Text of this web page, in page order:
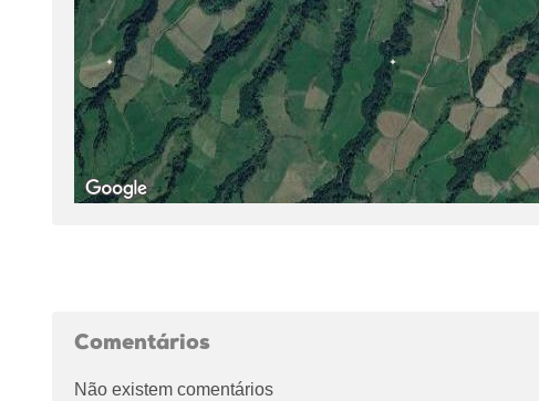
Comentários
Não existem comentários